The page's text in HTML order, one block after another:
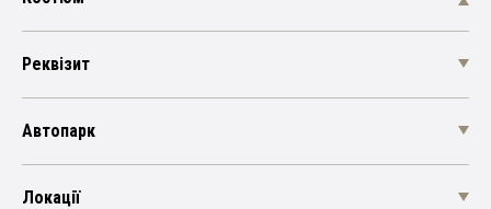
Реквізит
Автопарк
Локації